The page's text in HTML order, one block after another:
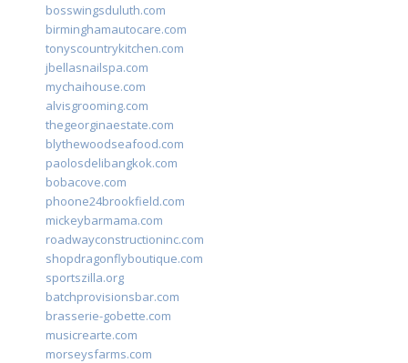
bosswingsduluth.com
birminghamautocare.com
tonyscountrykitchen.com
jbellasnailspa.com
mychaihouse.com
alvisgrooming.com
thegeorginaestate.com
blythewoodseafood.com
paolosdelibangkok.com
bobacove.com
phoone24brookfield.com
mickeybarmama.com
roadwayconstructioninc.com
shopdragonflyboutique.com
sportszilla.org
batchprovisionsbar.com
brasserie-gobette.com
musicrearte.com
morseysfarms.com